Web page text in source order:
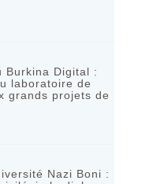
Burkina Digital :
laboratoire de
grands projets de
Nazi Boni :